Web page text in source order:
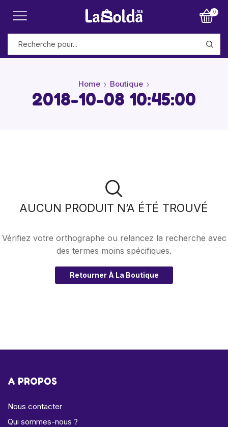
0
Home Boutique
2018-10-08 10:45:00
AUCUN PRODUIT N’A ÉTÉ TROUVÉ
Vérifiez votre orthographe ou relancez la recherche avec
des termes moins spécifiques.
Retourner À La Boutique
A PROPOS
Nous contacter
Qui sommes-nous ?